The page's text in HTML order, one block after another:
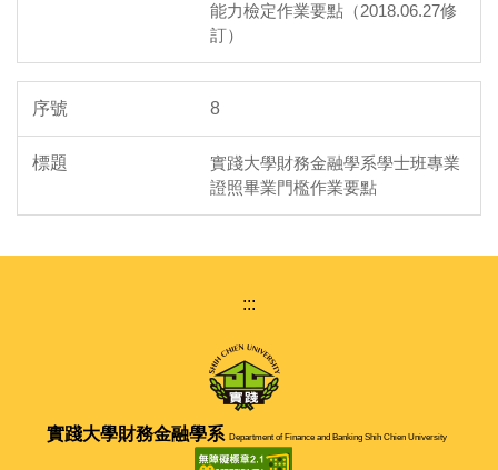
能力檢定作業要點（2018.06.27修
訂）
8
實踐大學財務金融學系學士班專業
證照畢業門檻作業要點
:::
實踐大學財務金融學系 Department of Finance and Banking Shih Chien University